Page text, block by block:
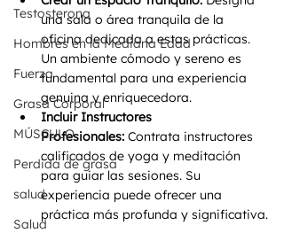
Testosterona
Hombres en la Mediana Edad
Fuerza
Grasa Corporal
MÚSCULO
Perdida de grasa
salud
Salud
una sala o área tranquila de la
oficina dedicada a estas prácticas.
Un ambiente cómodo y sereno es
fundamental para una experiencia
genuina y enriquecedora.
Incluir Instructores
Profesionales: Contrata instructores
calificados de yoga y meditación
para guiar las sesiones. Su
experiencia puede ofrecer una
práctica más profunda y significativa.